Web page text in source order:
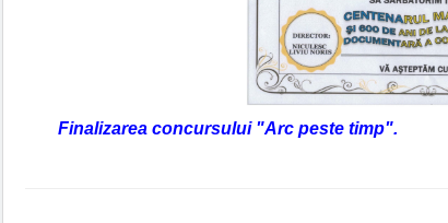
Finalizarea concursului "Arc peste timp".